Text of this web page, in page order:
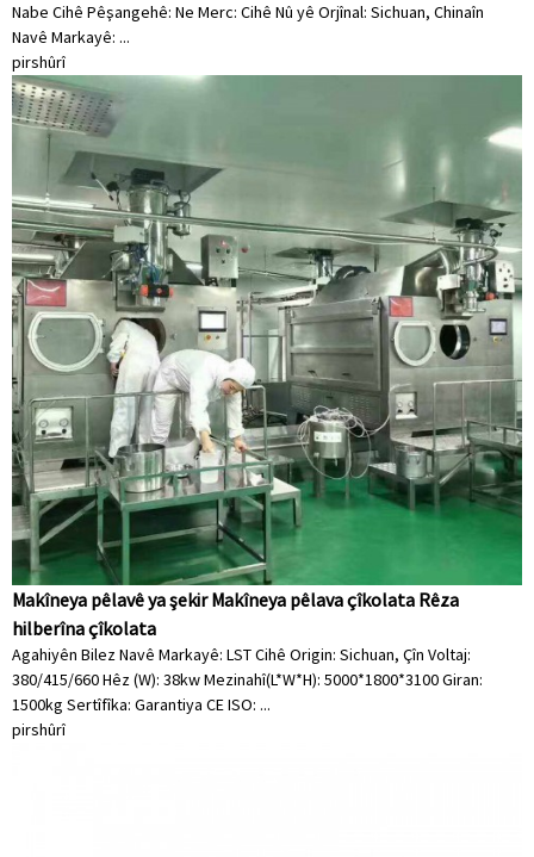
Nabe Cihê Pêşangehê: Ne Merc: Cihê Nû yê Orjînal: Sichuan, Chinaîn
Navê Markayê: ...
pirshûrî
Makîneya pêlavê ya şekir Makîneya pêlava çîkolata Rêza
hilberîna çîkolata
Agahiyên Bilez Navê Markayê: LST Cihê Origin: Sichuan, Çîn Voltaj:
380/415/660 Hêz (W): 38kw Mezinahî(L*W*H): 5000*1800*3100 Giran:
1500kg Sertîfîka: Garantiya CE ISO: ...
pirshûrî